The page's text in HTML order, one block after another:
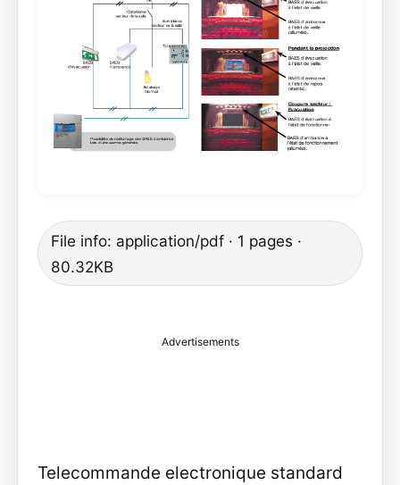
File info: application/pdf · 1 pages ·
80.32KB
Advertisements
Telecommande electronique standard